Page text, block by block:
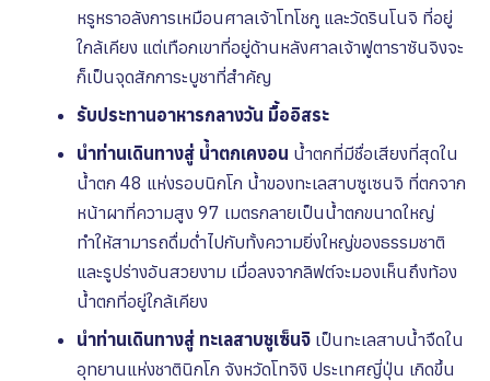
หรูหราอลังการเหมือนศาลเจ้าโทโชกู และวัดรินโนจิ ที่อยู่
ใกล้เคียง แต่เทือกเขาที่อยู่ด้านหลังศาลเจ้าฟูตาราซันจิงจะ
ก็เป็นจุดสักการะบูชาที่สำคัญ
รับประทานอาหารกลางวัน มื้ออิสระ
นำท่านเดินทางสู่ น้ำตกเคงอน น้ำตกที่มีชื่อเสียงที่สุดใน
น้ำตก 48 แห่งรอบนิกโก น้ำของทะเลสาบซูเซนจิ ที่ตกจาก
หน้าผาที่ความสูง 97 เมตรกลายเป็นน้ำตกขนาดใหญ่
ทำให้สามารถดื่มด่ำไปกับทั้งความยิ่งใหญ่ของธรรมชาติ
และรูปร่างอันสวยงาม เมื่อลงจากลิฟต์จะมองเห็นถึงท้อง
น้ำตกที่อยู่ใกล้เคียง
นำท่านเดินทางสู่ ทะเลสาบชูเซ็นจิ เป็นทะเลสาบน้ำจืดใน
อุทยานแห่งชาตินิกโก จังหวัดโทจิงิ ประเทศญี่ปุ่น เกิดขึ้น